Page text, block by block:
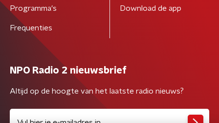
Programma's
Frequenties
Download de app
NPO Radio 2 nieuwsbrief
Altijd op de hoogte van het laatste radio nieuws?